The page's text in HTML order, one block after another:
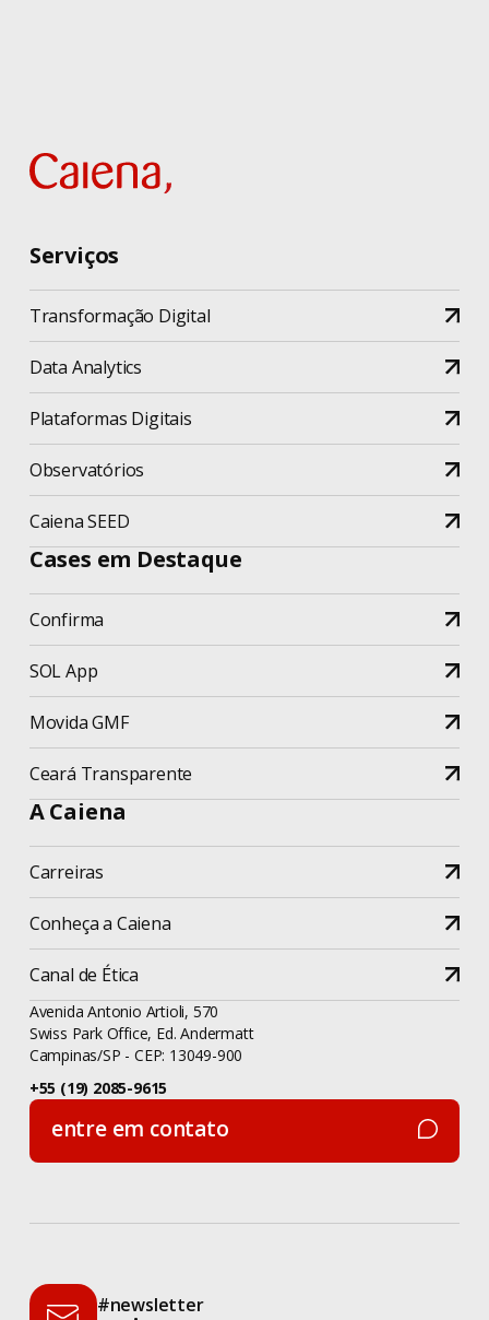
Manifesto Ágil
Metodologia
Metodologia Ágil
Mulheres na Tecnologia
Novidades
Novo SRH
Observatório
Observatório de Boa Vista
O que é
Pessoas
Pessoas
Podcast
Produtividade
Produtos
Projetos
Ruby Empowers!
Ruby on Rails
Seed
Setor Público
Serviços
Transformação Digital
Data Analytics
Plataformas Digitais
Observatórios
Caiena SEED
Cases em Destaque
Confirma
SOL App
Movida GMF
Ceará Transparente
A Caiena
Carreiras
Conheça a Caiena
Canal de Ética
Avenida Antonio Artioli, 570
Swiss Park Office, Ed. Andermatt
Campinas/SP - CEP: 13049-900
+55 (19) 2085-9615
entre em contato
entre em contato
#newsletter